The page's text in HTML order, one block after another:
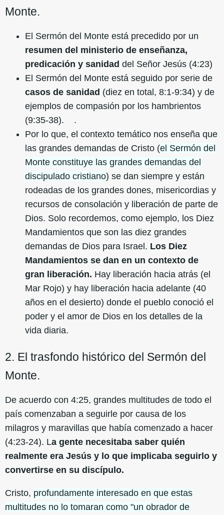
Monte.
El Sermón del Monte está precedido por un
resumen del ministerio de enseñanza,
predicación y sanidad del Señor Jesús (4:23)
El Sermón del Monte está seguido por serie de
casos de sanidad (diez en total, 8:1-9:34) y de
ejemplos de compasión por los hambrientos
(9:35-38). .
Por lo que, el contexto temático nos enseña que
las grandes demandas de Cristo (el Sermón del
Monte constituye las grandes demandas del
discipulado cristiano) se dan siempre y están
rodeadas de los grandes dones, misericordias y
recursos de consolación y liberación de parte de
Dios. Solo recordemos, como ejemplo, los Diez
Mandamientos que son las diez grandes
demandas de Dios para Israel. Los Diez
Mandamientos se dan en un contexto de
gran liberación. Hay liberación hacia atrás (el
Mar Rojo) y hay liberación hacia adelante (40
años en el desierto) donde el pueblo conoció el
poder y el amor de Dios en los detalles de la
vida diaria.
2. El trasfondo histórico del Sermón del
Monte.
De acuerdo con 4:25, grandes multitudes de todo el
país comenzaban a seguirle por causa de los
milagros y maravillas que había comenzado a hacer
(4:23-24). La gente necesitaba saber quién
realmente era Jesús y lo que implicaba seguirlo y
convertirse en su discípulo.
Cristo, profundamente interesado en que estas
multitudes no lo tomaran como "un obrador de